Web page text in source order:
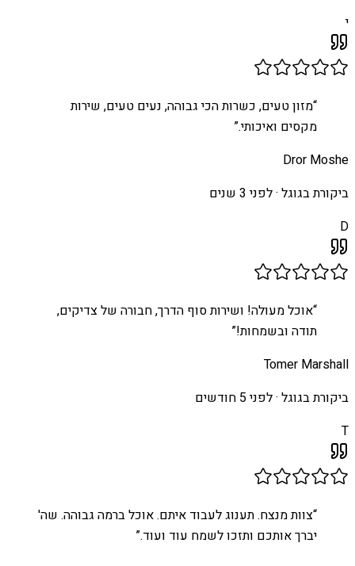
י
“מזון טעים, כשרות הכי גבוהה, נעים טעים, שירות
מקסים ואיכותי.”
Dror Moshe
ביקורת בגוגל ·לפני 3 שנים
D
“אוכל מעולה! ושירות סוף הדרך, חבורה של צדיקים,
תודה ובשמחות!”
Tomer Marshall
ביקורת בגוגל ·לפני 5 חודשים
T
“צוות מנצח. תענוג לעבוד איתם. אוכל ברמה גבוהה. שה'
יברך אותכם ותזכו לשמח עוד ועוד.”